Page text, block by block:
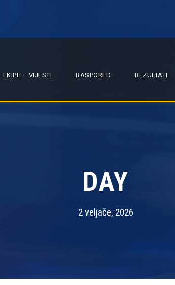
EKIPE – VIJESTI RASPORED REZULTATI
DAY
2 veljače, 2026